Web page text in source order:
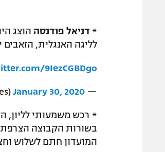
* דניאל פודנסה הוצג
לליגה האנגלית, הזאבים ישלמו עליו
9IezCGBDgo
— Wolves (@Wolves)
January 30, 2020
* רכש משמעותי לליון,
המועדון חתם לשלוש